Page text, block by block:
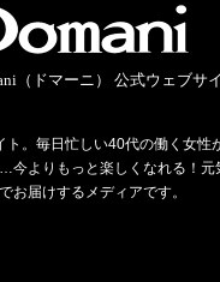
（ドマーニ） 公式ウェブサ
。毎日忙しい40代の働く女性
今よりもっと楽しくなれる！元
お届けするメディアです。